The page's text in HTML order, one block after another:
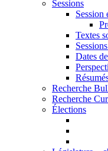
Sessions
Session
Textes
Dates
Recherche
Recherche
Élections